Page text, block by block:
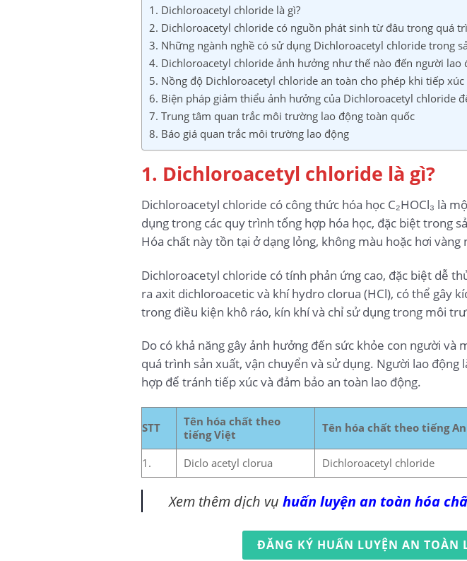
1. Dichloroacetyl chloride là gì?
2. Dichloroacetyl chloride có nguồn phát sinh từ đâu trong quá
3. Những ngành nghề có sử dụng Dichloroacetyl chloride trong
4. Dichloroacetyl chloride ảnh hưởng như thế nào đến người lao
5. Nồng độ Dichloroacetyl chloride an toàn cho phép khi tiếp
6. Biện pháp giảm thiểu ảnh hưởng của Dichloroacetyl chloride
7. Trung tâm quan trắc môi trường lao động toàn quốc
8. Báo giá quan trắc môi trường lao động
1. Dichloroacetyl chloride là gì?
Dichloroacetyl chloride có công thức hóa học C₂HOCl₃ là
dụng trong các quy trình tổng hợp hóa học, đặc biệt trong
Hóa chất này tồn tại ở dạng lỏng, không màu hoặc hơi vàng
Dichloroacetyl chloride có tính phản ứng cao, đặc biệt dễ
ra axit dichloroacetic và khí hydro clorua (HCl), có thể gây
trong điều kiện khô ráo, kín khí và chỉ sử dụng trong môi
Do có khả năng gây ảnh hưởng đến sức khỏe con người
quá trình sản xuất, vận chuyển và sử dụng. Người lao
hợp để tránh tiếp xúc và đảm bảo an toàn lao động.
STT
Tên hóa chất theo
tiếng Việt
Tên hóa chất theo tiếng
1. Diclo acetyl clorua Dichloroacetyl chloride
Xem thêm dịch vụhuấn luyện an toàn hóa
ĐĂNG KÝ HUẤN LUYỆN AN TOÀN